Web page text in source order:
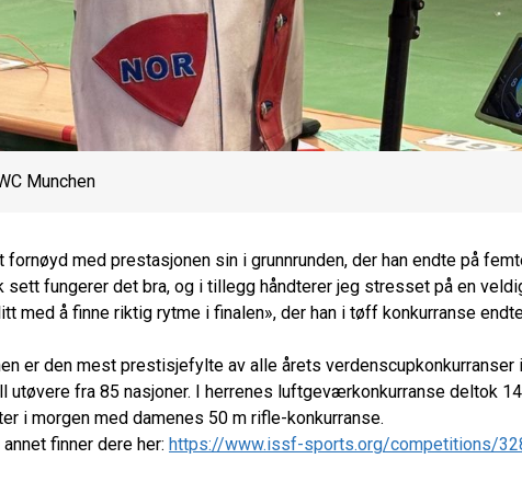
Munchen
med prestasjonen sin i grunnrunden, der han endte på
sett fungerer det bra, og i tillegg håndterer jeg stresset på en
med å finne riktig rytme i finalen», der han i tøff konkurranse
er den mest prestisjefylte av alle årets verdenscupkonkurranser
utøvere fra 85 nasjoner. I herrenes luftgeværkonkurranse deltok
i morgen med damenes 50 m rifle-konkurranse.
finner dere her: https://www.issf-sports.org/competitions/